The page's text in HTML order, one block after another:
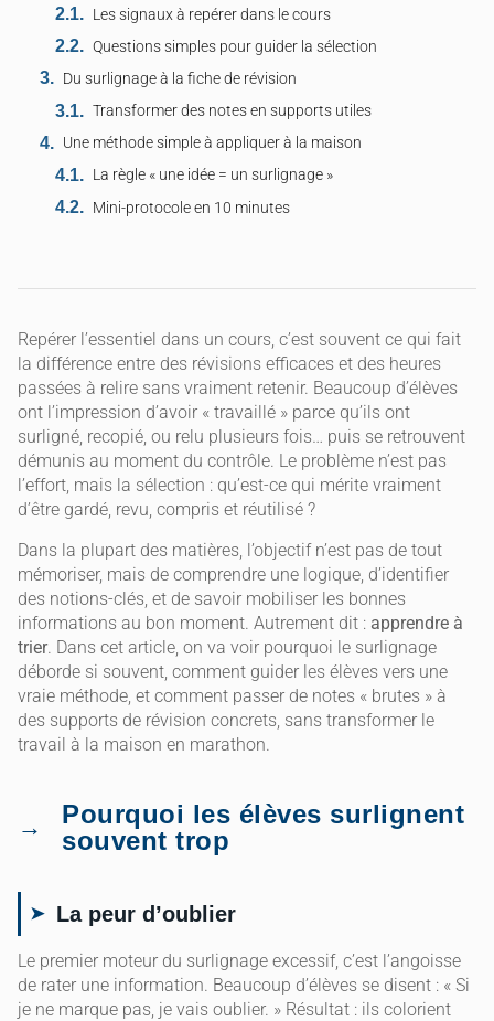
Les signaux à repérer dans le cours
Questions simples pour guider la sélection
Du surlignage à la fiche de révision
Transformer des notes en supports utiles
Une méthode simple à appliquer à la maison
La règle « une idée = un surlignage »
Mini-protocole en 10 minutes
Repérer l’essentiel dans un cours, c’est souvent ce qui fait
la différence entre des révisions efficaces et des heures
passées à relire sans vraiment retenir. Beaucoup d’élèves
ont l’impression d’avoir « travaillé » parce qu’ils ont
surligné, recopié, ou relu plusieurs fois… puis se retrouvent
démunis au moment du contrôle. Le problème n’est pas
l’effort, mais la sélection : qu’est-ce qui mérite vraiment
d’être gardé, revu, compris et réutilisé ?
Dans la plupart des matières, l’objectif n’est pas de tout
mémoriser, mais de comprendre une logique, d’identifier
des notions-clés, et de savoir mobiliser les bonnes
informations au bon moment. Autrement dit : apprendre à
trier. Dans cet article, on va voir pourquoi le surlignage
déborde si souvent, comment guider les élèves vers une
vraie méthode, et comment passer de notes « brutes » à
des supports de révision concrets, sans transformer le
travail à la maison en marathon.
Pourquoi les élèves surlignent
souvent trop
La peur d’oublier
Le premier moteur du surlignage excessif, c’est l’angoisse
de rater une information. Beaucoup d’élèves se disent : « Si
je ne marque pas, je vais oublier. » Résultat : ils colorient